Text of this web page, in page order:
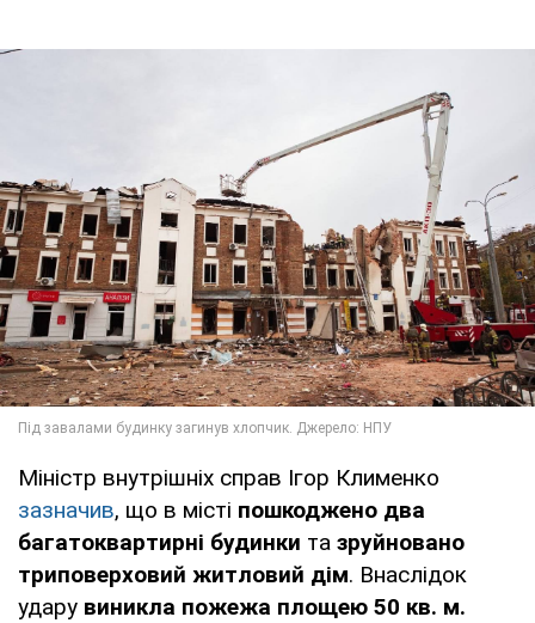
Міністр внутрішніх справ Ігор Клименко
зазначив, що в місті пошкоджено два
багатоквартирні будинки та зруйновано
триповерховий житловий дім. Внаслідок
удару виникла пожежа площею 50 кв. м.